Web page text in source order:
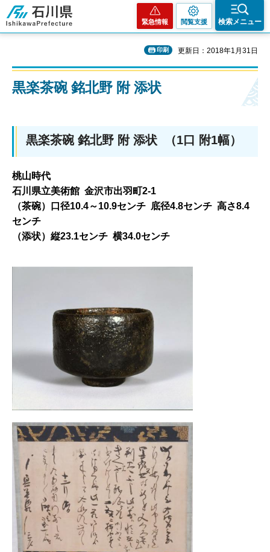
石川県
緊急情報 閲覧支援 検索メニュー
印刷 更新日：2018年1月31日
黒楽茶碗 銘北野 附 添状
黒楽茶碗 銘北野 附 添状 （1口 附1幅）
桃山時代
石川県立美術館 金沢市出羽町2-1
（茶碗）口径10.4～10.9センチ 底径4.8センチ 高さ8.4
センチ
（添状）縦23.1センチ 横34.0センチ